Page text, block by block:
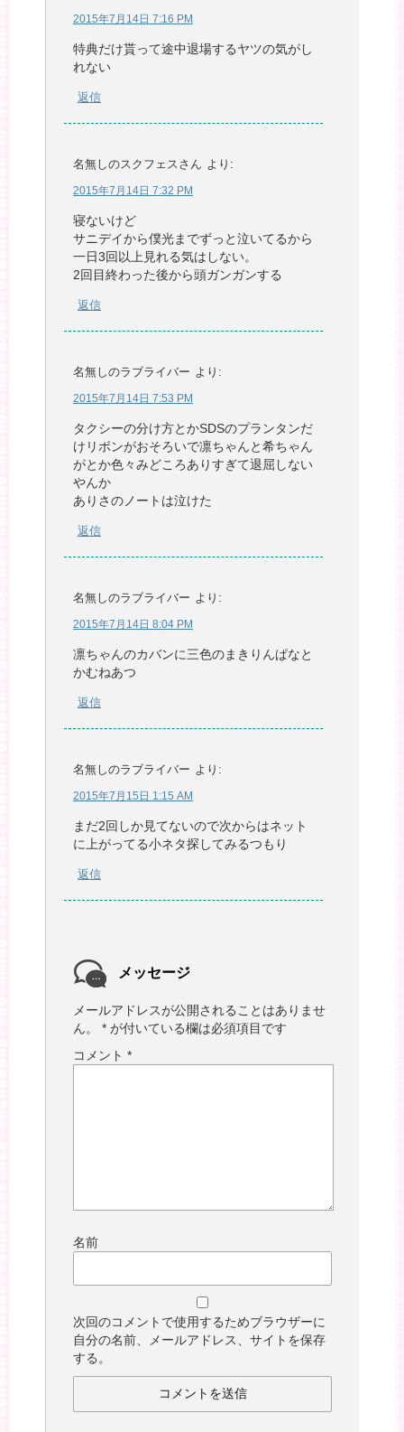
2015年7月14日 7:16 PM
特典だけ貰って途中退場するヤツの気がし
れない
返信
名無しのスクフェスさん より:
2015年7月14日 7:32 PM
寝ないけど
サニデイから僕光までずっと泣いてるから
一日3回以上見れる気はしない。
2回目終わった後から頭ガンガンする
返信
名無しのラブライバー より:
2015年7月14日 7:53 PM
タクシーの分け方とかSDSのプランタンだ
けリボンがおそろいで凛ちゃんと希ちゃん
がとか色々みどころありすぎて退屈しない
やんか
ありさのノートは泣けた
返信
名無しのラブライバー より:
2015年7月14日 8:04 PM
凛ちゃんのカバンに三色のまきりんぱなと
かむねあつ
返信
名無しのラブライバー より:
2015年7月15日 1:15 AM
まだ2回しか見てないので次からはネット
に上がってる小ネタ探してみるつもり
返信
メッセージ
メールアドレスが公開されることはありませ
ん。
* が付いている欄は必須項目です
コメント *
名前
次回のコメントで使用するためブラウザーに
自分の名前、メールアドレス、サイトを保存
する。